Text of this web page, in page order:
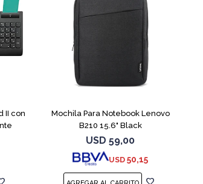
II con
Mochila Para Notebook Lenovo
B210 15.6" Black
USD 59,00
USD 50,15